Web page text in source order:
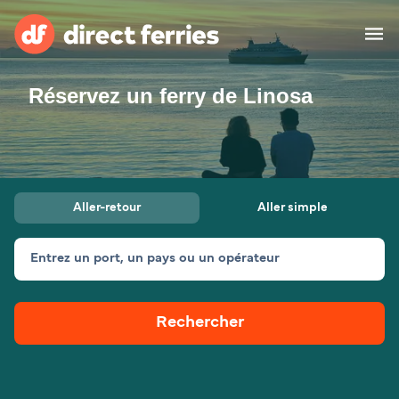
Compagnies de ferry
Pays
Billet de bateau
Traversées et ports
Canada (FR)
Mon Compte
Réservez un ferry de Linosa
Aller-retour Aller simple
Entrez un port, un pays ou un opérateur
Rechercher